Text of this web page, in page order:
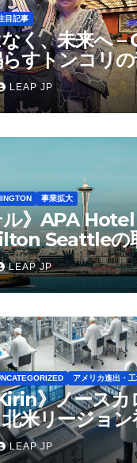
目記事
く、未来へ –
すトンコリ
LEAP JP
事業拡大
ル》APA
Seattleの
LEAP JP
アメリカ進出・
》ノースカ
米リージョン
定
LEAP JP